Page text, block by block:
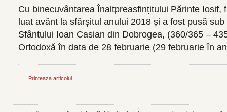
Cu binecuvântarea Înaltpreasfințitului Părinte Iosif,
luat avânt la sfârșitul anului 2018 și a fost pusă
Sfântului Ioan Casian din Dobrogea, (360/365 –
Ortodoxă în data de 28 februarie (29 februarie în
Printeaza articolul